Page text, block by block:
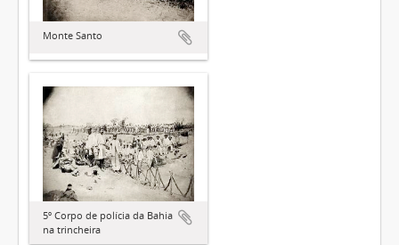
Monte Santo
5º Corpo de polícia da Bahia
na trincheira